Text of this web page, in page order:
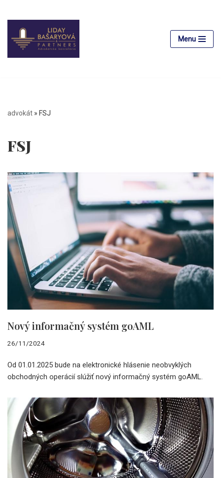
Preskočiť
na
obsah
Menu
advokát » FSJ
FSJ
Nový informačný systém goAML
26/11/2024
Od 01.01.2025 bude na elektronické hlásenie neobvyklých
obchodných operácií slúžiť nový informačný systém goAML.